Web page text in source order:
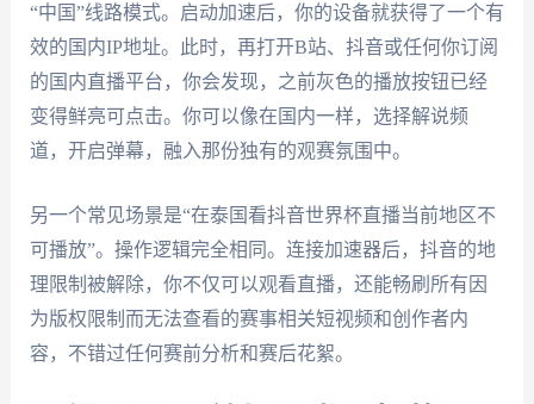
“中国”线路模式。启动加速后，你的设备就获得了一个有
效的国内IP地址。此时，再打开B站、抖音或任何你订阅
的国内直播平台，你会发现，之前灰色的播放按钮已经
变得鲜亮可点击。你可以像在国内一样，选择解说频
道，开启弹幕，融入那份独有的观赛氛围中。
另一个常见场景是“在泰国看抖音世界杯直播当前地区不
可播放”。操作逻辑完全相同。连接加速器后，抖音的地
理限制被解除，你不仅可以观看直播，还能畅刷所有因
为版权限制而无法查看的赛事相关短视频和创作者内
容，不错过任何赛前分析和赛后花絮。